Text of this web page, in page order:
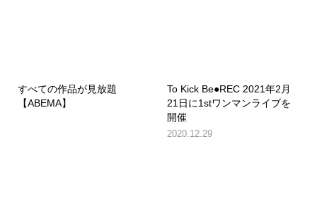
すべての作品が見放題
【ABEMA】
To Kick Be●REC 2021年2月
21日に1stワンマンライブを
開催
2020.12.29